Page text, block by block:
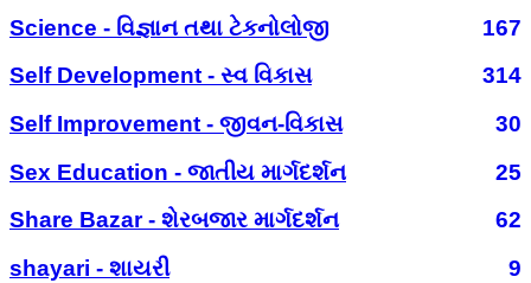
Science - વિજ્ઞાન તથા ટેકનોલોજી
167
Self Development - સ્વ વિકાસ
314
Self Improvement - જીવન-વિકાસ
30
Sex Education - જાતીય માર્ગદર્શન
25
Share Bazar - શેરબજાર માર્ગદર્શન
62
shayari - શાયરી
9